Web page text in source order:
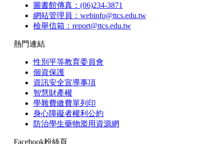
圖書館傳真：(06)234-3871
網站管理員：webinfo@ttcs.edu.tw
檢舉信箱：report@ttcs.edu.tw
熱門連結
性別平等教育委員會
個資保護
資訊安全宣導事項
智慧財產權
學雜費繳費單列印
身心障礙者權利公約
防治學生藥物濫用資源網
Facebook粉絲頁